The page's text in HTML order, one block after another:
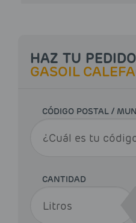
HAZ TU
GASOIL
CÓDIGO POSTAL /
CANTIDAD